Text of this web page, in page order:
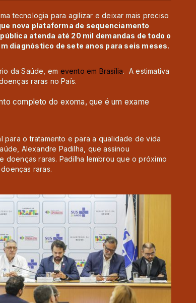
tecnologia para agilizar e deixar mais preciso
nova plataforma de sequenciamento
atenda até 20 mil demandas de todo o
diagnóstico de sete anos para seis meses.
da Saúde, em evento em Brasília. A estimativa
raras no País.
completo do exoma, que é um exame
o tratamento e para a qualidade de vida
Alexandre Padilha, que assinou
doenças raras. Padilha lembrou que o próximo
raras.